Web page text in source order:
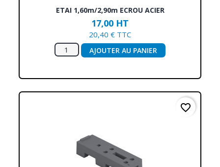
ETAI 1,60m/2,90m ECROU ACIER
17,00 HT
20,40 € TTC
AJOUTER AU PANIER
favorite_border